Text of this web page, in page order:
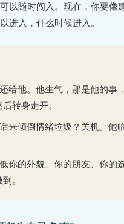
以随时闯入。现在，你要
入，什么时候进入。
给他。他生气，那是他的事
转身走开。
来倾倒情绪垃圾？关机。他
你的外貌、你的朋友、你的
。